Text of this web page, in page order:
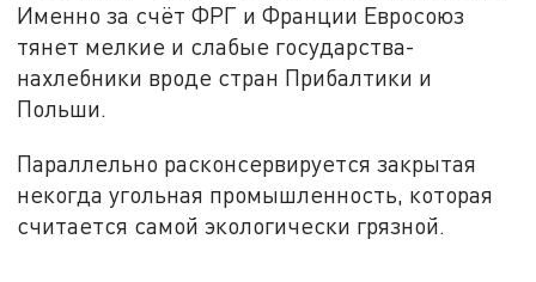
Именно за счёт ФРГ и Франции Евросоюз
тянет мелкие и слабые государства-
нахлебники вроде стран Прибалтики и
Польши.
Параллельно расконсервируется закрытая
некогда угольная промышленность, которая
считается самой экологически грязной.